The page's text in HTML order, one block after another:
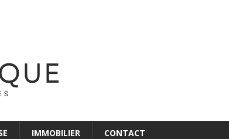
IMMOBILIER CONTACT